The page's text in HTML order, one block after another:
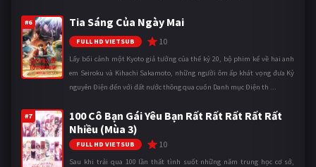
#6 Tia Sáng Của Ngày Mai
FULL HD VIETSUB 10
Lấy bối cảnh một Kyoto giả tưởng của thế kỷ 20, bộ phim kể về hai anh
em Seiroku và Kihachi Sakamoto, những người ôm ấp khát vọng đưa Kỷ
nguyên Điện đến với đất nước thông qua cuốn Danh mục Điện th ...
#7
100 Cô Bạn Gái Yêu Bạn Rất Rất Rất Rất Rất
Nhiều (Mùa 3)
FULL HD VIETSUB 10
Sau khi trải qua 100 lần thất tình suốt những năm trung học cơ sở,